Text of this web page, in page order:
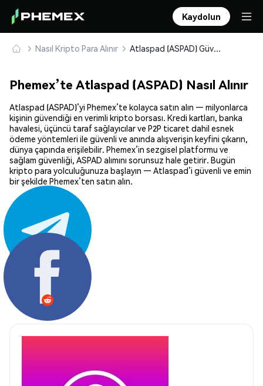
Kaydolun
Nasıl Kripto Para Alınır Atlaspad (ASPAD) Güvenle Satın Alın ve Saklayın
Phemex’te Atlaspad (ASPAD) Nasıl Alınır
Atlaspad (ASPAD)’yi Phemex’te kolayca satın alın — milyonlarca
kişinin güvendiği en verimli kripto borsası. Kredi kartları, banka
havalesi, üçüncü taraf sağlayıcılar ve P2P ticaret dahil esnek
ödeme yöntemleri ile güvenli ve anında alışverişin keyfini çıkarın,
dünya çapında erişilebilir. Phemex’in sezgisel platformu ve
sağlam güvenliği, ASPAD alımını sorunsuz hale getirir. Bugün
kripto para yolculuğunuza başlayın — Atlaspad’i güvenli ve emin
bir şekilde Phemex’ten satın alın.
Paylaş: